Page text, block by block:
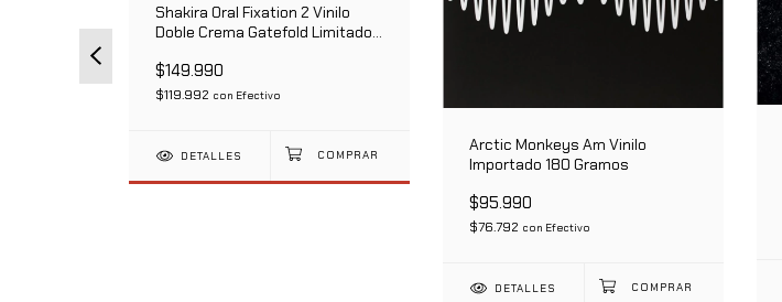
Shakira Oral Fixation 2 Vinilo
Doble Crema Gatefold Limitado -
$149.990
$119.992 con Efectivo
DETALLES
Arctic Monkeys Am Vinilo
Importado 180 Gramos
$95.990
$76.792 con Efectivo
DETALLES